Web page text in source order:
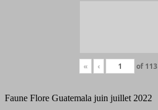
« ‹ of 113
Faune Flore Guatemala juin juillet 2022